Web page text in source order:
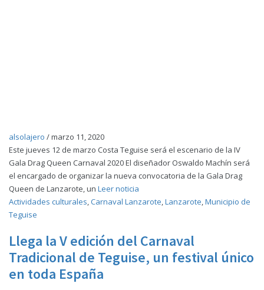
alsolajero /marzo 11, 2020
Este jueves 12 de marzo Costa Teguise será el escenario de la IV
Gala Drag Queen Carnaval 2020 El diseñador Oswaldo Machín será
el encargado de organizar la nueva convocatoria de la Gala Drag
Queen de Lanzarote, un Leer noticia
Actividades culturales,Carnaval Lanzarote,Lanzarote,Municipio de
Teguise
Llega la V edición del Carnaval
Tradicional de Teguise, un festival único
en toda España